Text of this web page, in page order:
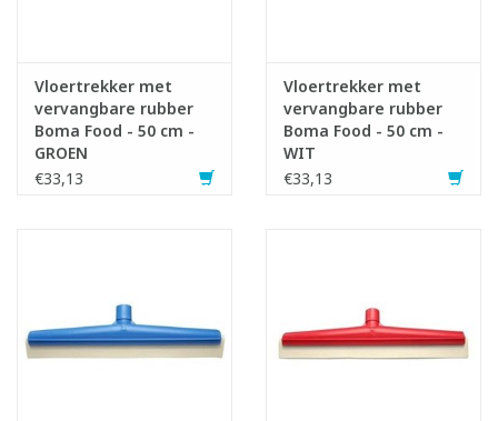
Vloertrekker met
vervangbare rubber
Boma Food - 50 cm -
GROEN
€33,13
Vloertrekker met
vervangbare rubber
Boma Food - 50 cm -
WIT
€33,13